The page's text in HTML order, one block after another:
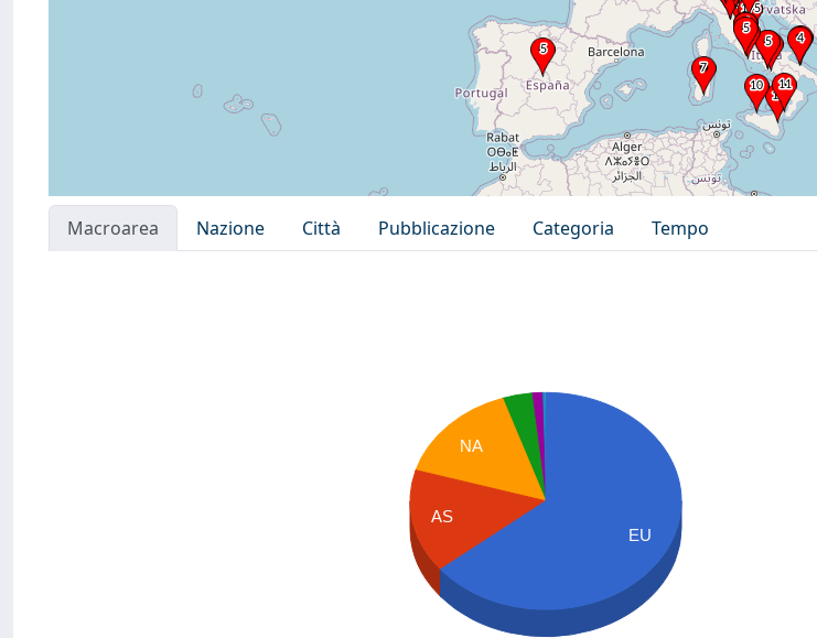
Macroarea Nazione Città Pubblicazione Categoria
Tempo
NA
AS
EU